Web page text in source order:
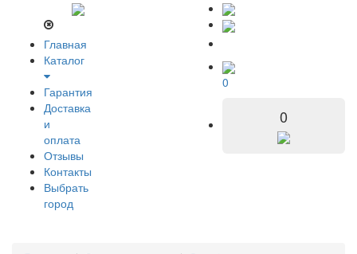
Главная
Каталог
Гарантия
Доставка
и
оплата
Отзывы
Контакты
Выбрать
город
0
0